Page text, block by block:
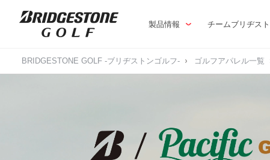
製品情報 チームブリヂス
BRIDGESTONE GOLF -ブリヂストンゴルフ- ゴルフアパレル一覧